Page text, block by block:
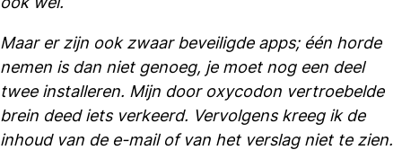
Maar er zijn ook zwaar beveiligde apps; één horde
nemen is dan niet genoeg, je moet nog een deel
twee installeren. Mijn door oxycodon vertroebelde
brein deed iets verkeerd. Vervolgens kreeg ik de
inhoud van de e-mail of van het verslag niet te zien.